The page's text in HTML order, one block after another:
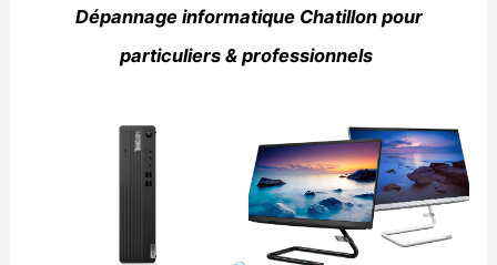
Dépannage informatique Chatillon pour
particuliers & professionnels